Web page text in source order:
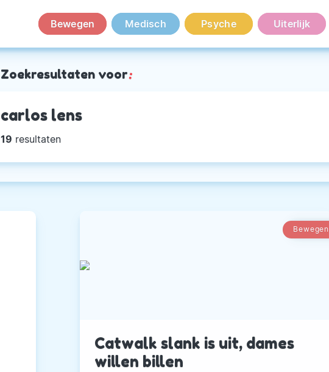
Bewegen Medisch Psyche Uiterlijk
Zoekresultaten voor:
carlos lens
19 resultaten
Bewegen
Catwalk slank is uit, dames
willen billen